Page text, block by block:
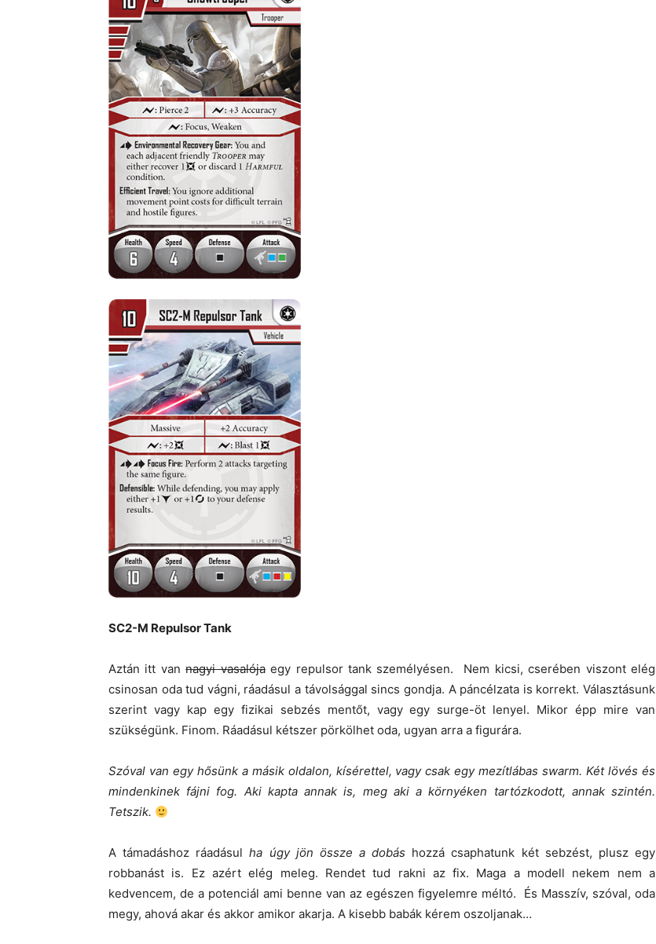
SC2-M Repulsor Tank
Aztán itt vannagyi vasalójaegy repulsor tank személyésen. Nem kicsi, cserében viszont elég
csinosan oda tud vágni, ráadásul a távolsággal sincs gondja. A páncélzata is korrekt. Választásunk
szerint vagy kap egy fizikai sebzés mentőt, vagy egy surge-öt lenyel. Mikor épp mire van
szükségünk. Finom. Ráadásul kétszer pörkölhet oda, ugyan arra a figurára.
Szóval van egy hősünk a másik oldalon, kísérettel, vagy csak egy mezítlábas swarm. Két lövés és
mindenkinek fájni fog. Aki kapta annak is, meg aki a környéken tartózkodott, annak szintén.
Tetszik.
A támadáshoz ráadásulha úgy jön össze a dobás hozzá csaphatunk két sebzést, plusz egy
robbanást is. Ez azért elég meleg. Rendet tud rakni az fix. Maga a modell nekem nem a
kedvencem, de a potenciál ami benne van az egészen figyelemre méltó. És Masszív, szóval, oda
megy, ahová akar és akkor amikor akarja. A kisebb babák kérem oszoljanak…